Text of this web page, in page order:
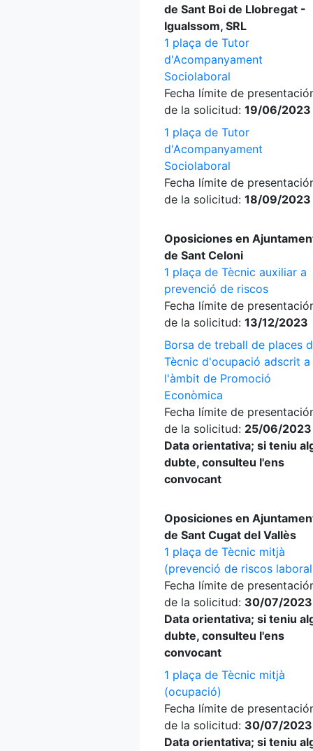
de Sant Boi de Llobregat -
Igualssom, SRL
1 plaça de Tutor
d'Acompanyament
Sociolaboral
Fecha límite de
de la solicitud: 19/06/2023
1 plaça de Tutor
d'Acompanyament
Sociolaboral
Fecha límite de
de la solicitud: 18/09/2023
Oposiciones en
de Sant Celoni
1 plaça de Tècnic auxiliar a
prevenció de riscos
Fecha límite de
de la solicitud: 13/12/2023
Borsa de treball de places
Tècnic d'ocupació adscrit a
l'àmbit de Promoció
Econòmica
Fecha límite de
de la solicitud: 25/06/
Data orientativa; si teniu
dubte, consulteu l'ens
convocant
Oposiciones en
de Sant Cugat del Vallès
1 plaça de Tècnic mitjà
(prevenció de riscos
Fecha límite de
de la solicitud: 30/07/
Data orientativa; si teniu
dubte, consulteu l'ens
convocant
1 plaça de Tècnic mitjà
(ocupació)
Fecha límite de
de la solicitud: 30/07/
Data orientativa; si teniu